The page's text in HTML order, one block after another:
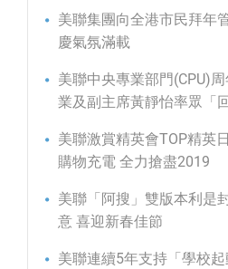
美聯集團向全港市民拜年
慶氣氛滿載
美聯中央專業部門(CPU)
業及副主席黃靜怡率眾「
美聯激賞精英會TOP精英
購物充電 全力搶盡2019
美聯「阿搜」雙版本利是
意 喜迎新春佳節
美聯連續5年支持「學校